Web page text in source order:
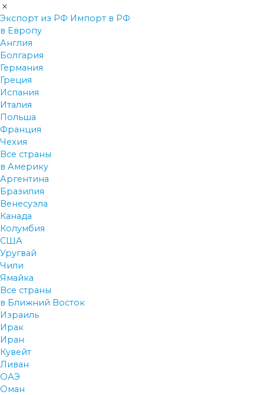
Экспорт из РФ Импорт в РФ
в Европу
Англия
Болгария
Германия
Греция
Испания
Италия
Польша
Франция
Чехия
Все страны
в Америку
Аргентина
Бразилия
Венесуэла
Канада
Колумбия
США
Уругвай
Чили
Ямайка
Все страны
в Ближний Восток
Израиль
Ирак
Иран
Кувейт
Ливан
ОАЭ
Оман